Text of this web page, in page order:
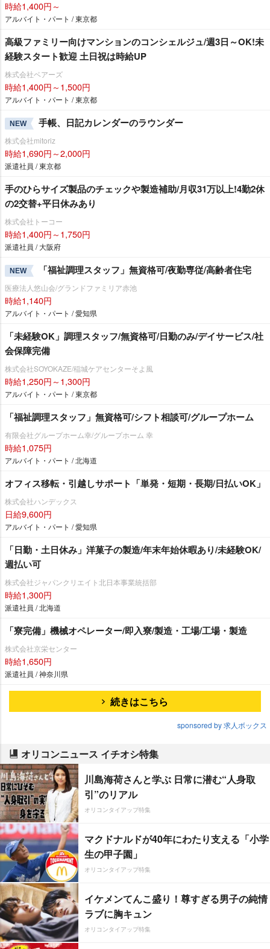
時給1,400円～
アルバイト・パート / 東京都
高級ファミリー向けマンションのコンシェルジュ/週3日～OK!未
経験スタート歓迎 土日祝は時給UP
株式会社ベアーズ
時給1,400円～1,500円
アルバイト・パート / 東京都
NEW 手帳、日記カレンダーのラウンダー
株式会社mitoriz
時給1,690円～2,000円
派遣社員 / 東京都
手のひらサイズ製品のチェックや製造補助/月収31万以上!4勤2休
の2交替+平日休みあり
株式会社トーコー
時給1,400円～1,750円
派遣社員 / 大阪府
NEW 「福祉調理スタッフ」無資格可/夜勤専従/高齢者住宅
医療法人悠山会/グランドファミリア赤池
時給1,140円
アルバイト・パート / 愛知県
「未経験OK」調理スタッフ/無資格可/日勤のみ/デイサービス/社
会保障完備
株式会社SOYOKAZE/稲城ケアセンターそよ風
時給1,250円～1,300円
アルバイト・パート / 東京都
「福祉調理スタッフ」無資格可/シフト相談可/グループホーム
有限会社グループホーム幸/グループホーム 幸
時給1,075円
アルバイト・パート / 北海道
オフィス移転・引越しサポート「単発・短期・長期/日払いOK」
株式会社ハンデックス
日給9,600円
アルバイト・パート / 愛知県
「日勤・土日休み」洋菓子の製造/年末年始休暇あり/未経験OK/
週払い可
株式会社ジャパンクリエイト北日本事業統括部
時給1,300円
派遣社員 / 北海道
「寮完備」機械オペレーター/即入寮/製造・工場/工場・製造
株式会社京栄センター
時給1,650円
派遣社員 / 神奈川県
続きはこちら
sponsored by 求人ボックス
オリコンニュース イチオシ特集
川島海荷さんと学ぶ 日常に潜む“人身取
引”のリアル
オリコンタイアップ特集
マクドナルドが40年にわたり支える「小学
生の甲子園」
オリコンタイアップ特集
イケメンてんこ盛り！尊すぎる男子の純情
ラブに胸キュン
オリコンタイアップ特集